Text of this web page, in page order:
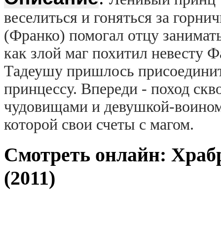
веселиться и гоняться за
(Франко) помогал отцу
как злой маг похитил невесту
Тадеушу пришлось
принцессу. Впереди - поход
чудовищами и девушкой-
которой свои счеты с магом.
Смотреть онлайн:
(2011)